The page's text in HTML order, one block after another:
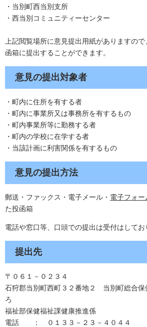
・当別町西当別支所
・西当別コミュニティーセンター
上記閲覧場所に意見提出用紙がありますの
函箱に提出することができます。
意見の提出対象者
・町内に住所を有する者
・町内に事業所又は事務所を有するもの
・町内事業所等に勤務する者
・町内の学校に在学する者
・当該計画に利害関係を有するもの
意見の提出方法
郵送・ファックス・電子メール・ 電子フォー
た投函箱
電話や窓口等、口頭での提出は受付はしてお
提出先
〒０６１－０２３４
石狩郡当別町西町３２番地２ 当別町総合保
ろ
福祉部保健福祉課健康推進係
電話 ： ０１３３－２３－４０４４